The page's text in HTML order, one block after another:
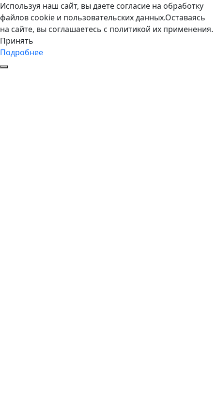
Используя наш сайт, вы даете согласие на обработку
файлов cookie и пользовательских данных.Оставаясь
на сайте, вы соглашаетесь с политикой их применения.
Принять
Подробнее